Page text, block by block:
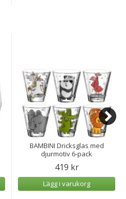
BAMBINI Dricksglas med
djurmotiv 6-pack
419 kr
Lägg i varukorg